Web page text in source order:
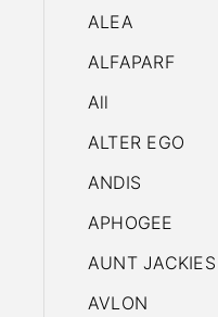
ALEA
ALFAPARF
All
ALTER EGO
ANDIS
APHOGEE
AUNT JACKIES
AVLON